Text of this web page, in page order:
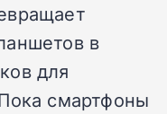
в
для
смартфоны